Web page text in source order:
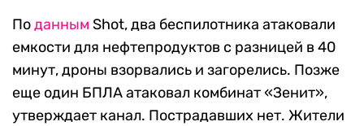
Поданным Shot, два беспилотника атаковали
емкости для нефтепродуктов с разницей в 40
минут, дроны взорвались и загорелись. Позже
еще один БПЛА атаковал комбинат «Зенит»,
утверждает канал. Пострадавших нет. Жители